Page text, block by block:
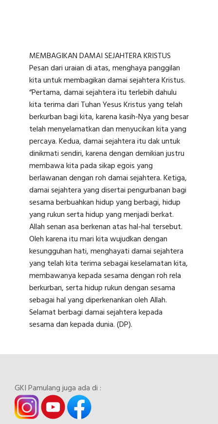
MEMBAGIKAN DAMAI SEJAHTERA KRISTUS
Pesan dari uraian di atas, menghaya panggilan
kita untuk membagikan damai sejahtera Kristus.
“Pertama, damai sejahtera itu terlebih dahulu
kita terima dari Tuhan Yesus Kristus yang telah
berkurban bagi kita, karena kasih-Nya yang besar
telah menyelamatkan dan menyucikan kita yang
percaya. Kedua, damai sejahtera itu dak untuk
dinikmati sendiri, karena dengan demikian justru
membawa kita pada sikap egois yang
berlawanan dengan roh damai sejahtera. Ketiga,
damai sejahtera yang disertai pengurbanan bagi
sesama berbuahkan hidup yang berbagi, hidup
yang rukun serta hidup yang menjadi berkat.
Allah senan asa berkenan atas hal-hal tersebut.
Oleh karena itu mari kita wujudkan dengan
kesungguhan hati, menghayati damai sejahtera
yang telah kita terima sebagai keselamatan kita,
membawanya kepada sesama dengan roh rela
berkurban, serta hidup rukun dengan sesama
sebagai hal yang diperkenankan oleh Allah.
Selamat berbagi damai sejahtera kepada
sesama dan kepada dunia. (DP).
GKI Pamulang juga ada di :